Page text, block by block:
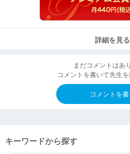
詳細を見る
まだコメントはあ
コメントを書いて先生を
コメントを書
キーワードから探す